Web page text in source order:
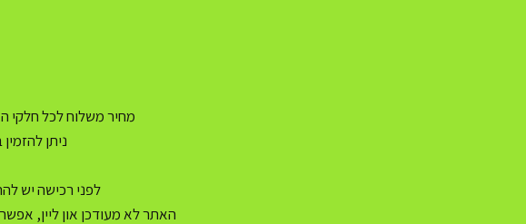
מחיר משלוח לכל חלקי הארץ 59 ש"ח עם דואר
ניתן
לפני רכישה יש
האתר לא מעודכן און ליין,